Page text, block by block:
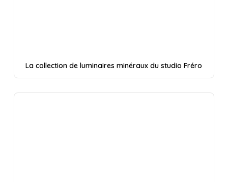
La collection de luminaires minéraux du studio Fréro